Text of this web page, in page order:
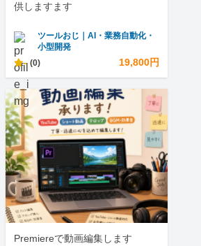
供しますます
ツールおじ｜AI・業務自動化・
小型開発
- (0) 19,800円
Premiereで動画編集します